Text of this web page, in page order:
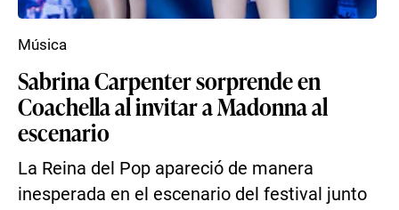
Sabrina Carpenter sorprende en
Coachella al invitar a Madonna al
escenario
La Reina del Pop apareció de manera
inesperada en el escenario del festival junto
Música